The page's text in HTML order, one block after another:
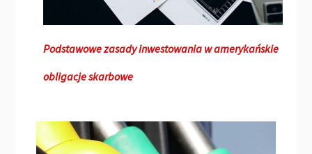
Podstawowe zasady inwestowania w amerykańskie
obligacje skarbowe